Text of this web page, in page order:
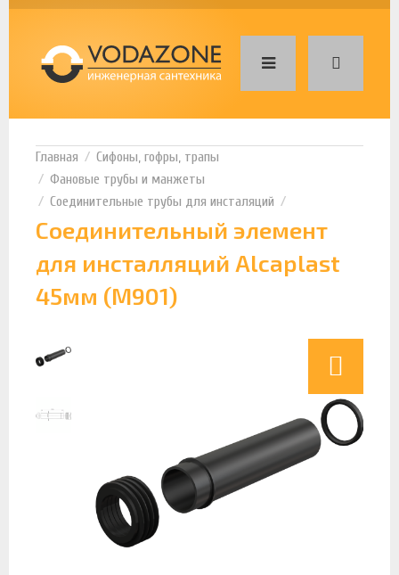
Сифоны, гофры, трапы
Фановые трубы и манжеты
Соединительные трубы для инсталяций
Соединительный элемент
для инсталляций Alcaplast
45мм (M901)